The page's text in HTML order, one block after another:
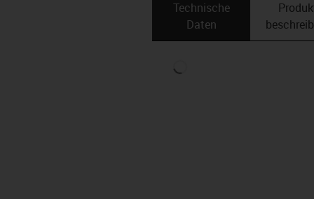
Technische
Daten